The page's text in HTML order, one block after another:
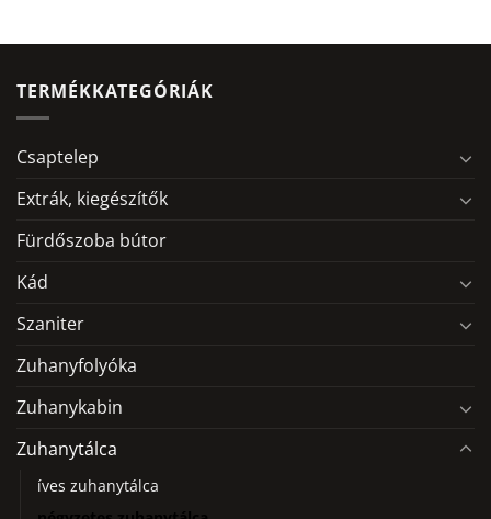
TERMÉKKATEGÓRIÁK
Csaptelep
Extrák, kiegészítők
Fürdőszoba bútor
Kád
Szaniter
Zuhanyfolyóka
Zuhanykabin
Zuhanytálca
íves zuhanytálca